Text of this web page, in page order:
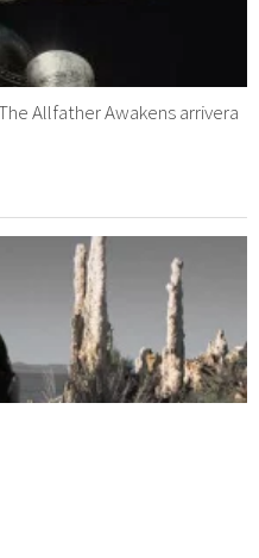
Allfather Awakens arrivera